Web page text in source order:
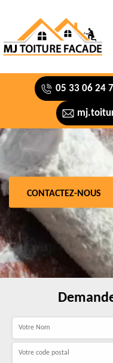
05 33 06 24
CONTACTEZ-NOUS